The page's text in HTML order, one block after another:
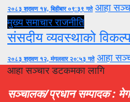
२०८३ श्रावण १४, बिहीबार ०९:३९ गते आहा
मुख्य समाचारराजनीति
संसदीय व्यवस्थाको
२०८३ श्रावण १२, मंगलवार २०:५३ गते आहा
आहा सञ्चार डटकमका लागि
सञ्चालक/प्रधान सम्पादक :